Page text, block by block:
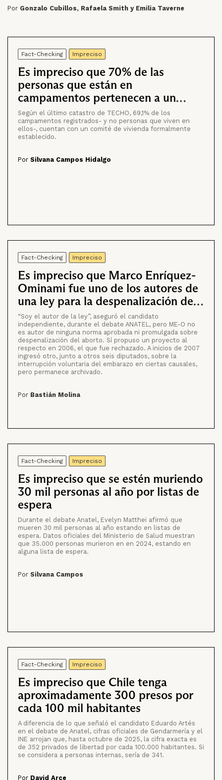
Por Gonzalo Cubillos, Rafaela Smith y Emilia Taverne
Fact-Checking Impreciso
Es impreciso que 70% de las
personas que están en
campamentos pertenecen a un
comité de vivienda
Según el último catastro de TECHO, 69,1% de los
campamentos registrados- y no personas que viven en
ellos-, cuentan con un comité de vivienda formalmente
establecido.
Por Silvana Campos Hidalgo
Fact-Checking Impreciso
Es impreciso que Marco Enríquez-
Ominami fue uno de los autores de
una ley para la despenalización del
aborto
“Soy el autor de la ley”, aseguró el candidato
independiente, durante el debate ANATEL, pero ME-O no
es autor de ninguna norma aprobada ni promulgada sobre
despenalización del aborto. Sí propuso un proyecto al
respecto en 2006, el que fue rechazado. A inicios de 2007
ingresó otro, junto a otros seis diputados, sobre la
interrupción voluntaria del embarazo en ciertas causales,
pero permanece archivado.
Por Bastián Molina
Fact-Checking Impreciso
Es impreciso que se estén muriendo
30 mil personas al año por listas de
espera
Durante el debate Anatel, Evelyn Matthei afirmó que
mueren 30 mil personas al año estando en listas de
espera. Datos oficiales del Ministerio de Salud muestran
que 35.000 personas murieron en en 2024, estando en
alguna lista de espera.
Por Silvana Campos
Fact-Checking Impreciso
Es impreciso que Chile tenga
aproximadamente 300 presos por
cada 100 mil habitantes
A diferencia de lo que señaló el candidato Eduardo Artés
en el debate de Anatel, cifras oficiales de Gendarmería y el
INE arrojan que, hasta octubre de 2025, la cifra exacta es
de 352 privados de libertad por cada 100.000 habitantes. Si
se considera a personas internas, sería de 341.
Por David Arce